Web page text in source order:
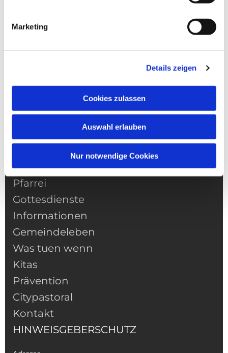
Marketing
Details zeigen
Cookies zulassen
Auswahl erlauben
Nur notwendige Cookies
NAVIGATION
Pfarrei
Gottesdienste
Informationen
Gemeindeleben
Was tuen wenn
Kitas
Prävention
Citypastoral
Kontakt
HINWEISGEBERSCHUTZ